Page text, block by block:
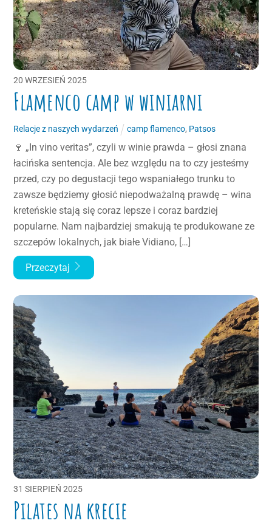
20 WRZESIEŃ 2025
Flamenco camp w winiarni
Relacje z naszych wydarzeń camp flamenco, Patsos
🍷 „In vino veritas”, czyli w winie prawda – głosi znana
łacińska sentencja. Ale bez względu na to czy jesteśmy
przed, czy po degustacji tego wspaniałego trunku to
zawsze będziemy głosić niepodważalną prawdę – wina
kreteńskie stają się coraz lepsze i coraz bardziej
popularne. Nam najbardziej smakują te produkowane ze
szczepów lokalnych, jak białe Vidiano, […]
Przeczytaj
31 SIERPIEŃ 2025
Pilates na krecie